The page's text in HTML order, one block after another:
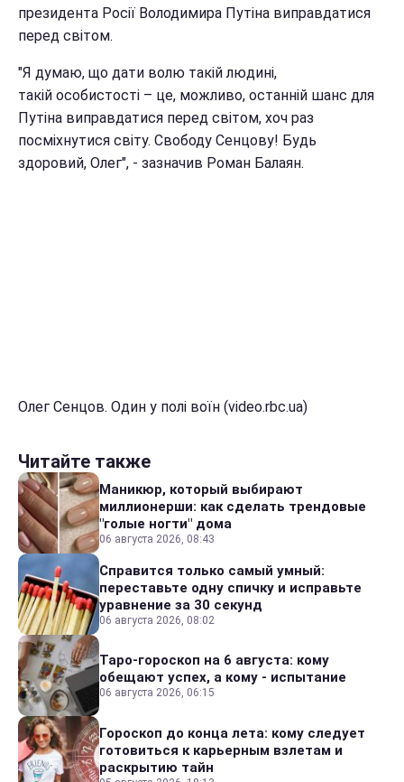
президента Росії Володимира Путіна виправдатися
перед світом.
"Я думаю, що дати волю такій людині,
такій особистості – це, можливо, останній шанс для
Путіна виправдатися перед світом, хоч раз
посміхнутися світу. Свободу Сенцову! Будь
здоровий, Олег", - зазначив Роман Балаян.
Олег Сенцов. Один у полі воїн (video.rbc.ua)
Читайте также
Маникюр, который выбирают
миллионерши: как сделать трендовые
"голые ногти" дома
06 августа 2026, 08:43
Справится только самый умный:
переставьте одну спичку и исправьте
уравнение за 30 секунд
06 августа 2026, 08:02
Таро-гороскоп на 6 августа: кому
обещают успех, а кому - испытание
06 августа 2026, 06:15
Гороскоп до конца лета: кому следует
готовиться к карьерным взлетам и
раскрытию тайн